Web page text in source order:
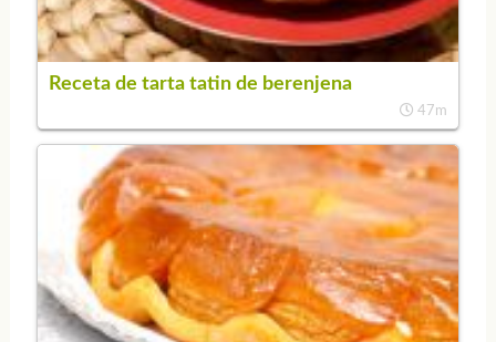
Receta de tarta tatin de berenjena
47m